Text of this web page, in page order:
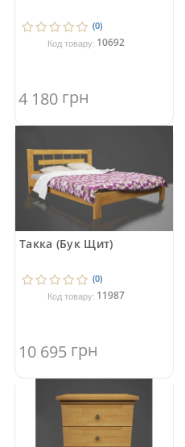
(0)
Код товару: 10692
4 180 грн
Такка (Бук Щит)
(0)
Код товару: 11987
10 695 грн